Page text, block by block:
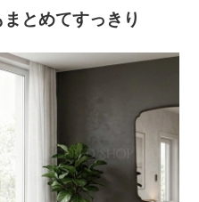
とめてすっきり